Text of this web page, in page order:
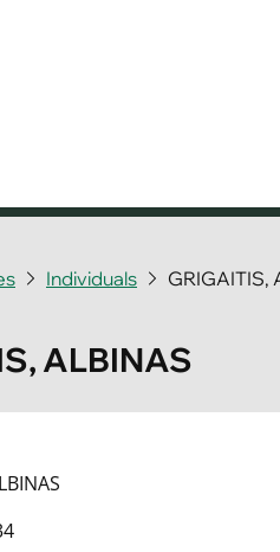
Individuals GRIGAITIS,
ALBINAS